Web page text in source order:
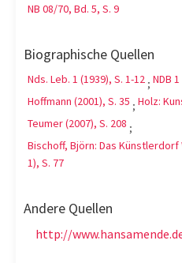
NB 08/70, Bd. 5, S. 9
Biographische Quellen
Nds. Leb. 1 (1939), S. 1-12 ; NDB
Hoffmann (2001), S. 35 ; Holz:
Teumer (2007), S. 208 ;
Bischoff, Björn: Das
1), S. 77
Andere Quellen
http://